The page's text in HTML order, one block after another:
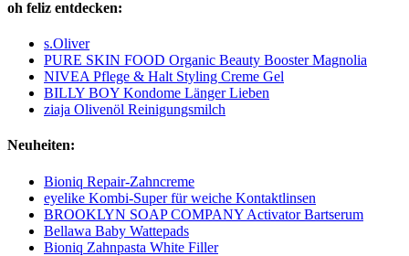
oh feliz entdecken:
s.Oliver
PURE SKIN FOOD Organic Beauty Booster Magnolia
NIVEA Pflege & Halt Styling Creme Gel
BILLY BOY Kondome Länger Lieben
ziaja Olivenöl Reinigungsmilch
Neuheiten:
Bioniq Repair-Zahncreme
eyelike Kombi-Super für weiche Kontaktlinsen
BROOKLYN SOAP COMPANY Activator Bartserum
Bellawa Baby Wattepads
Bioniq Zahnpasta White Filler